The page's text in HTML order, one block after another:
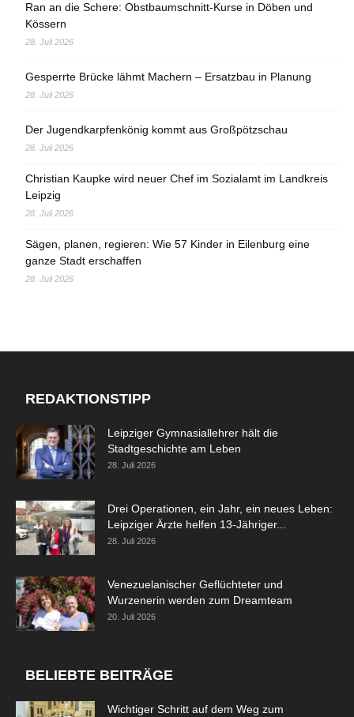
Ran an die Schere: Obstbaumschnitt-Kurse in Döben und
Kössern
28. Juli 2026
Gesperrte Brücke lähmt Machern – Ersatzbau in Planung
28. Juli 2026
Der Jugendkarpfenkönig kommt aus Großpötzschau
28. Juli 2026
Christian Kaupke wird neuer Chef im Sozialamt im Landkreis
Leipzig
28. Juli 2026
Sägen, planen, regieren: Wie 57 Kinder in Eilenburg eine
ganze Stadt erschaffen
28. Juli 2026
REDAKTIONSTIPP
Leipziger Gymnasiallehrer hält die
Stadtgeschichte am Leben
28. Juli 2026
Drei Operationen, ein Jahr, ein neues Leben:
Leipziger Ärzte helfen 13-Jähriger...
28. Juli 2026
Venezuelanischer Geflüchteter und
Wurzenerin werden zum Dreamteam
20. Juli 2026
BELIEBTE BEITRÄGE
Wichtiger Schritt auf dem Weg zum